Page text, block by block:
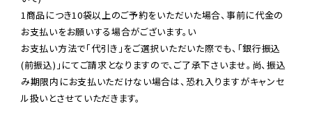
1商品につき10袋以上のご予約をいただいた場合、事前に代金の
お支払いをお願いする場合がございます。い
お支払い方法で「代引き」をご選択いただいた際でも、「銀行振込
(前振込)」にてご請求となりますので、ご了承下さいませ。尚、振込
み期限内にお支払いただけない場合は、恐れ入りますがキャンセ
ル扱いとさせていただきます。